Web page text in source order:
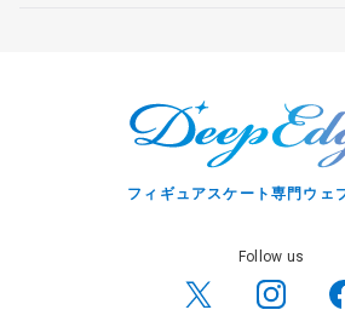
フィギュアスケート専門ウェ
Follow us